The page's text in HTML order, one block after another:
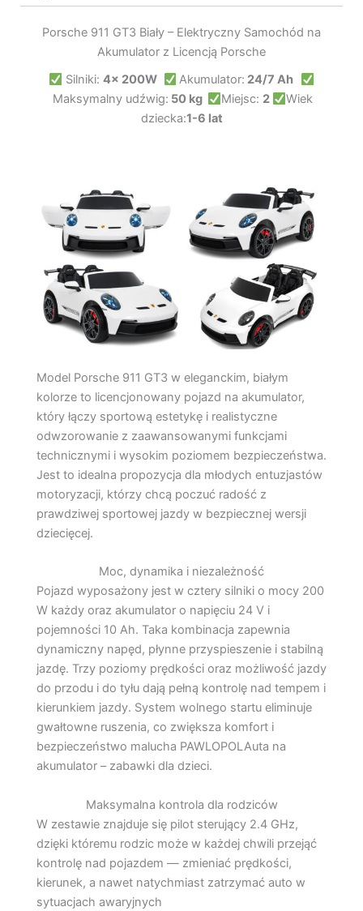
Porsche 911 GT3 Biały – Elektryczny Samochód na
Akumulator z Licencją Porsche
Silniki: 4x 200W Akumulator: 24/7 Ah
Maksymalny udźwig: 50 kg Miejsc: 2
Wiek
dziecka:1-6 lat
Model Porsche 911 GT3 w eleganckim, białym
kolorze to licencjonowany pojazd na akumulator,
który łączy sportową estetykę i realistyczne
odwzorowanie z zaawansowanymi funkcjami
technicznymi i wysokim poziomem bezpieczeństwa.
Jest to idealna propozycja dla młodych entuzjastów
motoryzacji, którzy chcą poczuć radość z
prawdziwej sportowej jazdy w bezpiecznej wersji
dziecięcej.
Moc, dynamika i niezależność
Pojazd wyposażony jest w cztery silniki o mocy 200
W każdy oraz akumulator o napięciu 24 V i
pojemności 10 Ah. Taka kombinacja zapewnia
dynamiczny napęd, płynne przyspieszenie i stabilną
jazdę. Trzy poziomy prędkości oraz możliwość jazdy
do przodu i do tyłu dają pełną kontrolę nad tempem i
kierunkiem jazdy. System wolnego startu eliminuje
gwałtowne ruszenia, co zwiększa komfort i
bezpieczeństwo malucha PAWLOPOLAuta na
akumulator – zabawki dla dzieci.
Maksymalna kontrola dla rodziców
W zestawie znajduje się pilot sterujący 2.4 GHz,
dzięki któremu rodzic może w każdej chwili przejąć
kontrolę nad pojazdem — zmieniać prędkości,
kierunek, a nawet natychmiast zatrzymać auto w
sytuacjach awaryjnych